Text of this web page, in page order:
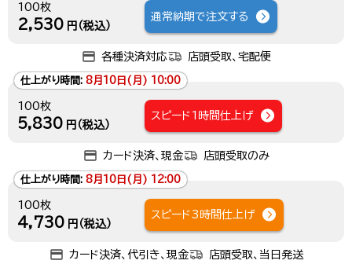
100枚
2,530 円（税込）
通常納期で注文する
各種決済対応 店頭受取、宅配便
仕上がり時間: 8月10日(月) 10:00
100枚
5,830 円（税込）
スピード1時間仕上げ
カード決済、現金 店頭受取のみ
仕上がり時間: 8月10日(月) 12:00
100枚
4,730 円（税込）
スピード3時間仕上げ
カード決済、代引き、現金 店頭受取、当日発送